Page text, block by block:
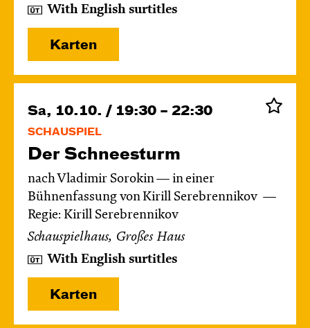
With English surtitles
Karten
Sa, 10.10. / 19:30 – 22:30
SCHAUSPIEL
Der Schnee­sturm
nach Vladimir Sorokin — in einer
Bühnenfassung von Kirill Serebrennikov
Regie: Kirill Serebrennikov
Schauspielhaus, Großes Haus
With English surtitles
Karten